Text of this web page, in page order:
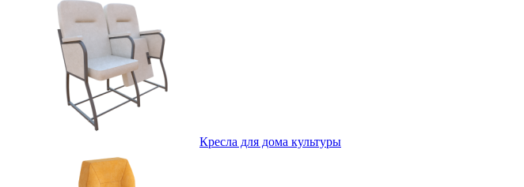
Кресла для дома культуры